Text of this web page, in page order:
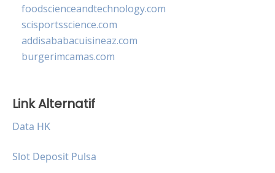
foodscienceandtechnology.com
scisportsscience.com
addisababacuisineaz.com
burgerimcamas.com
Link Alternatif
Data HK
Slot Deposit Pulsa